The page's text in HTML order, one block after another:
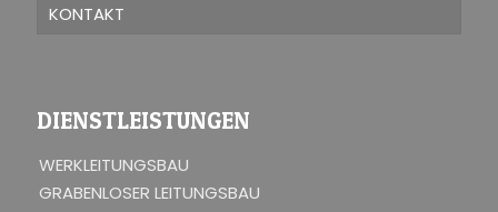
KONTAKT
DIENSTLEISTUNGEN
WERKLEITUNGSBAU
GRABENLOSER LEITUNGSBAU